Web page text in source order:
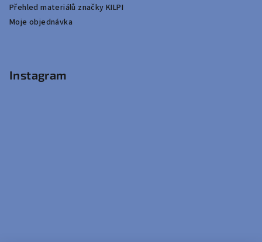
Přehled materiálů značky KILPI
Moje objednávka
Instagram